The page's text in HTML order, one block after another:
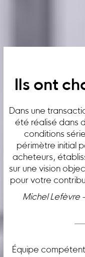
Ils ont
Dans une
été réalisé dans
conditions
périmètre initial
acheteurs,
sur une vision
pour votre
Michel Lefèvre
Équipe